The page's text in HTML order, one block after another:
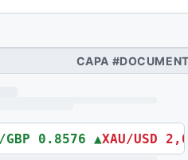
CAPA #DOCUMENT
GBP 0.8576 ▲XAU/USD